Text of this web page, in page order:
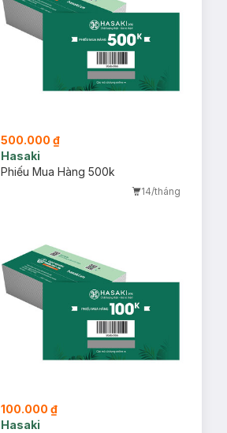
500.000 ₫
Hasaki
Phiếu Mua Hàng 500k
14/tháng
100.000 ₫
Hasaki